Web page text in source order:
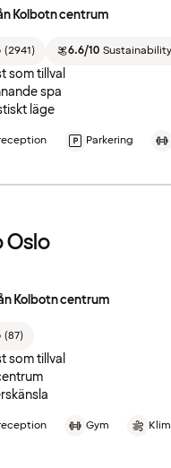
Kolbotn centrum
(2941) 6.6/10
som tillval
spa
läge
Parkering
Oslo
Kolbotn centrum
(87)
som tillval
Gym